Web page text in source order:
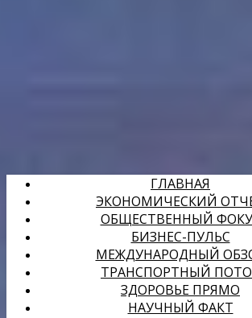
ГЛАВНАЯ
ЭКОНОМИЧЕСКИЙ
ОБЩЕСТВЕННЫЙ
БИЗНЕС-ПУЛЬС
МЕЖДУНАРОДНЫЙ
ТРАНСПОРТНЫЙ
ЗДОРОВЬЕ ПРЯМО
НАУЧНЫЙ ФАКТ